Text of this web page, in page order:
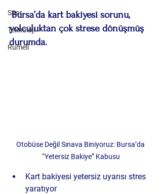
Spor
Teknoloji
Rumeli
Bursa’da kart bakiyesi sorunu,
yolculuktan çok strese dönüşmüş
durumda.
Otobüse Değil Sınava Biniyoruz: Bursa’da
“Yetersiz Bakiye” Kabusu
Kart bakiyesi yetersiz uyarısı stres
yaratıyor